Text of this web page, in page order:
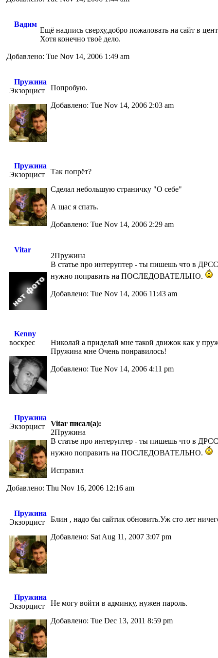
Вадим
Ещё надпись сверху,добро пожаловать на сайт в
Хотя конечно твоё дело.
Добавлено: Tue Nov 14, 2006 1:49 am
Пружина
Экзорцист
Попробую.
Добавлено: Tue Nov 14, 2006 2:03 am
Пружина
Экзорцист
Так попрёт?
Сделал небольшую страничку "О себе"
А щас я спать.
Добавлено: Tue Nov 14, 2006 2:29 am
Vitar
2Пружина
В статье про интеруптер - ты пишешь что в
нужно поправить на ПОСЛЕДОВАТЕЛЬНО.
Добавлено: Tue Nov 14, 2006 11:43 am
Kenny
воскрес
Николай а приделай мне такой движок как у
Пружина мне Очень понравилось!
Добавлено: Tue Nov 14, 2006 4:11 pm
Пружина
Экзорцист
Vitar писал(а):
2Пружина
В статье про интеруптер - ты пишешь что в
нужно поправить на ПОСЛЕДОВАТЕЛЬНО.
Исправил
Добавлено: Thu Nov 16, 2006 12:16 am
Пружина
Экзорцист
Блин , надо бы сайтик обновить.Уж сто лет
Добавлено: Sat Aug 11, 2007 3:07 pm
Пружина
Экзорцист
Не могу войти в админку, нужен пароль.
Добавлено: Tue Dec 13, 2011 8:59 pm